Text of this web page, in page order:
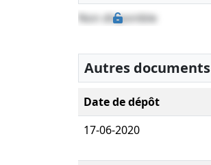
Non disponible
Autres documents
Date de dépôt
17-06-2020